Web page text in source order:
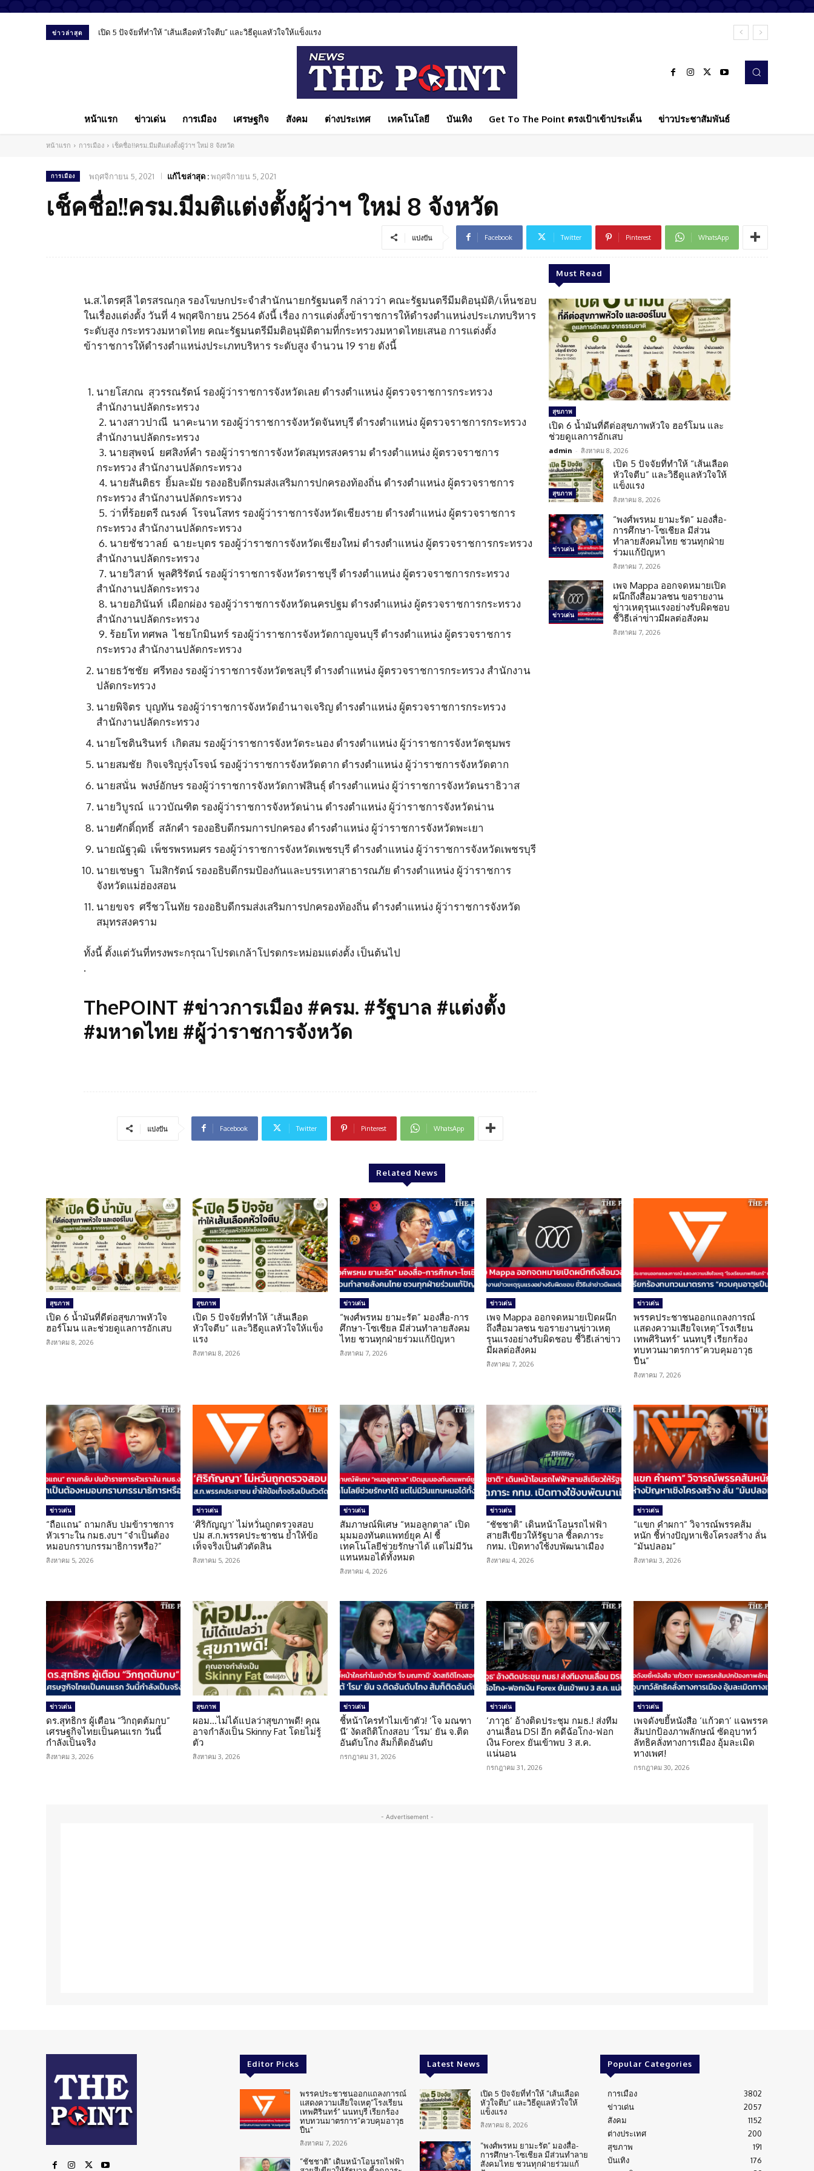
ข่าวล่าสุด เปิด 5 ปัจจัยที่ทำให้ “เส้นเลือดหัวใจตีบ” และวิธีดูแลหัวใจให้แข็งแรง
หน้าแรก ข่าวเด่น การเมือง เศรษฐกิจ สังคม ต่างประเทศ เทคโนโลยี บันเทิง Get To The Point ตรงเป้าเข้าประเด็น ข่าวประชาสัมพันธ์
หน้าแรก การเมือง เช็คชื่อ!!ครม.มีมติแต่งตั้งผู้ว่าฯ ใหม่ 8 จังหวัด
การเมือง พฤศจิกายน 5, 2021 แก้ไขล่าสุด :พฤศจิกายน 5, 2021
เช็คชื่อ!!ครม.มีมติแต่งตั้งผู้ว่าฯ ใหม่ 8 จังหวัด
แบ่งปัน Facebook Twitter Pinterest WhatsApp
น.ส.ไตรศุลี ไตรสรณกุล รองโฆษกประจำสำนักนายกรัฐมนตรี กล่าวว่า คณะรัฐมนตรีมีมติอนุมัติ/เห็นชอบ
ในเรื่องแต่งตั้ง วันที่ 4 พฤศจิกายน 2564 ดังนี้ เรื่อง การแต่งตั้งข้าราชการให้ดำรงตำแหน่งประเภทบริหาร
ระดับสูง กระทรวงมหาดไทย คณะรัฐมนตรีมีมติอนุมัติตามที่กระทรวงมหาดไทยเสนอ การแต่งตั้ง
ข้าราชการให้ดำรงตำแหน่งประเภทบริหาร ระดับสูง จำนวน 19 ราย ดังนี้
นายโสภณ สุวรรณรัตน์ รองผู้ว่าราชการจังหวัดเลย ดำรงตำแหน่ง ผู้ตรวจราชการกระทรวง
สำนักงานปลัดกระทรวง
2. นางสาวปาณี นาคะนาท รองผู้ว่าราชการจังหวัดจันทบุรี ดำรงตำแหน่ง ผู้ตรวจราชการกระทรวง
สำนักงานปลัดกระทรวง
3. นายสุพจน์ ยศสิงห์คำ รองผู้ว่าราชการจังหวัดสมุทรสงคราม ดำรงตำแหน่ง ผู้ตรวจราชการ
กระทรวง สำนักงานปลัดกระทรวง
4. นายสันติธร ยิ้มละมัย รองอธิบดีกรมส่งเสริมการปกครองท้องถิ่น ดำรงตำแหน่ง ผู้ตรวจราชการ
กระทรวง สำนักงานปลัดกระทรวง
5. ว่าที่ร้อยตรี ณรงค์ โรจนโสทร รองผู้ว่าราชการจังหวัดเชียงราย ดำรงตำแหน่ง ผู้ตรวจราชการ
กระทรวง สำนักงานปลัดกระทรวง
6. นายชัชวาลย์ ฉายะบุตร รองผู้ว่าราชการจังหวัดเชียงใหม่ ดำรงตำแหน่ง ผู้ตรวจราชการกระทรวง
สำนักงานปลัดกระทรวง
7. นายวิสาห์ พูลศิริรัตน์ รองผู้ว่าราชการจังหวัดราชบุรี ดำรงตำแหน่ง ผู้ตรวจราชการกระทรวง
สำนักงานปลัดกระทรวง
8. นายอภินันท์ เผือกผ่อง รองผู้ว่าราชการจังหวัดนครปฐม ดำรงตำแหน่ง ผู้ตรวจราชการกระทรวง
สำนักงานปลัดกระทรวง
9. ร้อยโท ทศพล ไชยโกมินทร์ รองผู้ว่าราชการจังหวัดกาญจนบุรี ดำรงตำแหน่ง ผู้ตรวจราชการ
กระทรวง สำนักงานปลัดกระทรวง
นายธวัชชัย ศรีทอง รองผู้ว่าราชการจังหวัดชลบุรี ดำรงตำแหน่ง ผู้ตรวจราชการกระทรวง สำนักงาน
ปลัดกระทรวง
นายพิจิตร บุญทัน รองผู้ว่าราชการจังหวัดอำนาจเจริญ ดำรงตำแหน่ง ผู้ตรวจราชการกระทรวง
สำนักงานปลัดกระทรวง
นายโชตินรินทร์ เกิดสม รองผู้ว่าราชการจังหวัดระนอง ดำรงตำแหน่ง ผู้ว่าราชการจังหวัดชุมพร
นายสมชัย กิจเจริญรุ่งโรจน์ รองผู้ว่าราชการจังหวัดตาก ดำรงตำแหน่ง ผู้ว่าราชการจังหวัดตาก
นายสนั่น พงษ์อักษร รองผู้ว่าราชการจังหวัดกาฬสินธุ์ ดำรงตำแหน่ง ผู้ว่าราชการจังหวัดนราธิวาส
นายวิบูรณ์ แววบัณฑิต รองผู้ว่าราชการจังหวัดน่าน ดำรงตำแหน่ง ผู้ว่าราชการจังหวัดน่าน
นายศักดิ์ฤทธิ์ สลักคำ รองอธิบดีกรมการปกครอง ดำรงตำแหน่ง ผู้ว่าราชการจังหวัดพะเยา
นายณัฐวุฒิ เพ็ชรพรหมศร รองผู้ว่าราชการจังหวัดเพชรบุรี ดำรงตำแหน่ง ผู้ว่าราชการจังหวัดเพชรบุรี
นายเชษฐา โมสิกรัตน์ รองอธิบดีกรมป้องกันและบรรเทาสาธารณภัย ดำรงตำแหน่ง ผู้ว่าราชการ
จังหวัดแม่ฮ่องสอน
นายขจร ศรีชวโนทัย รองอธิบดีกรมส่งเสริมการปกครองท้องถิ่น ดำรงตำแหน่ง ผู้ว่าราชการจังหวัด
สมุทรสงคราม
ทั้งนี้ ตั้งแต่วันที่ทรงพระกรุณาโปรดเกล้าโปรดกระหม่อมแต่งตั้ง เป็นต้นไป
.
ThePOINT #ข่าวการเมือง #ครม. #รัฐบาล #แต่งตั้ง
#มหาดไทย #ผู้ว่าราชการจังหวัด
แบ่งปัน Facebook Twitter Pinterest WhatsApp
Must Read
สุขภาพ
เปิด 6 น้ำมันที่ดีต่อสุขภาพหัวใจ ฮอร์โมน และ
ช่วยดูแลการอักเสบ
admin - สิงหาคม 8, 2026
สุขภาพ
เปิด 5 ปัจจัยที่ทำให้ “เส้นเลือด
หัวใจตีบ” และวิธีดูแลหัวใจให้
แข็งแรง
สิงหาคม 8, 2026
ข่าวเด่น
“พงศ์พรหม ยามะรัต” มองสื่อ-
การศึกษา-โซเชียล มีส่วน
ทำลายสังคมไทย ชวนทุกฝ่าย
ร่วมแก้ปัญหา
สิงหาคม 7, 2026
ข่าวเด่น
เพจ Mappa ออกจดหมายเปิด
ผนึกถึงสื่อมวลชน ขอรายงาน
ข่าวเหตุรุนแรงอย่างรับผิดชอบ
ชี้วิธีเล่าข่าวมีผลต่อสังคม
สิงหาคม 7, 2026
Related News
สุขภาพ
เปิด 6 น้ำมันที่ดีต่อสุขภาพหัวใจ
ฮอร์โมน และช่วยดูแลการอักเสบ
สิงหาคม 8, 2026
สุขภาพ
เปิด 5 ปัจจัยที่ทำให้ “เส้นเลือด
หัวใจตีบ” และวิธีดูแลหัวใจให้แข็ง
แรง
สิงหาคม 8, 2026
ข่าวเด่น
“พงศ์พรหม ยามะรัต” มองสื่อ-การ
ศึกษา-โซเชียล มีส่วนทำลายสังคม
ไทย ชวนทุกฝ่ายร่วมแก้ปัญหา
สิงหาคม 7, 2026
ข่าวเด่น
เพจ Mappa ออกจดหมายเปิดผนึก
ถึงสื่อมวลชน ขอรายงานข่าวเหตุ
รุนแรงอย่างรับผิดชอบ ชี้วิธีเล่าข่าว
มีผลต่อสังคม
สิงหาคม 7, 2026
ข่าวเด่น
พรรคประชาชนออกแถลงการณ์
แสดงความเสียใจเหตุ”โรงเรียน
เทพศิรินทร์” นนทบุรี เรียกร้อง
ทบทวนมาตรการ”ควบคุมอาวุธ
ปืน”
สิงหาคม 7, 2026
ข่าวเด่น
“ถือแถน” ถามกลับ ปมข้าราชการ
หัวเราะใน กมธ.งบฯ “จำเป็นต้อง
หมอบกราบกรรมาธิการหรือ?”
สิงหาคม 5, 2026
ข่าวเด่น
‘ศิริกัญญา’ ไม่หวั่นถูกตรวจสอบ
ปม ส.ก.พรรคประชาชน ย้ำให้ข้อ
เท็จจริงเป็นตัวตัดสิน
สิงหาคม 5, 2026
ข่าวเด่น
สัมภาษณ์พิเศษ “หมอลูกตาล” เปิด
มุมมองทันตแพทย์ยุค AI ชี้
เทคโนโลยีช่วยรักษาได้ แต่ไม่มีวัน
แทนหมอได้ทั้งหมด
สิงหาคม 4, 2026
ข่าวเด่น
“ชัชชาติ” เดินหน้าโอนรถไฟฟ้า
สายสีเขียวให้รัฐบาล ชี้ลดภาระ
กทม. เปิดทางใช้งบพัฒนาเมือง
สิงหาคม 4, 2026
ข่าวเด่น
“แขก คำผกา” วิจารณ์พรรคส้ม
หนัก ชี้ห่างปัญหาเชิงโครงสร้าง ลั่น
“มันปลอม”
สิงหาคม 3, 2026
ข่าวเด่น
ดร.สุทธิกร ผู้เตือน “วิกฤตต้มกบ”
เศรษฐกิจไทยเป็นคนแรก วันนี้
กำลังเป็นจริง
สิงหาคม 3, 2026
สุขภาพ
ผอม…ไม่ได้แปลว่าสุขภาพดี! คุณ
อาจกำลังเป็น Skinny Fat โดยไม่รู้
ตัว
สิงหาคม 3, 2026
ข่าวเด่น
ชี้หน้าใครทำไมเข้าตัว! ‘โจ มณฑา
นี’ งัดสถิติโกงสอบ ‘โรม’ ยัน จ.ติด
อันดับโกง ส้มก็ติดอันดับ
กรกฎาคม 31, 2026
ข่าวเด่น
‘ภาวุธ’ อ้างติดประชุม กมธ.! ส่งทีม
งานเลื่อน DSI อีก คดีฉ้อโกง-ฟอก
เงิน Forex ยันเข้าพบ 3 ส.ค.
แน่นอน
กรกฎาคม 31, 2026
ข่าวเด่น
เพจดังขยี้หนังสือ ‘แก้วตา’ แฉพรรค
ส้มปกป้องภาพลักษณ์ ซัดอุบาทว์
ลัทธิคลั่งทางการเมือง อุ้มละเมิด
ทางเพศ!
กรกฎาคม 30, 2026
- Advertisement -
Editor Picks
พรรคประชาชนออกแถลงการณ์
แสดงความเสียใจเหตุ”โรงเรียน
เทพศิรินทร์” นนทบุรี เรียกร้อง
ทบทวนมาตรการ”ควบคุมอาวุธ
ปืน”
สิงหาคม 7, 2026
“ชัชชาติ” เดินหน้าโอนรถไฟฟ้า
Latest News
เปิด 5 ปัจจัยที่ทำให้ “เส้นเลือด
หัวใจตีบ” และวิธีดูแลหัวใจให้
แข็งแรง
สิงหาคม 8, 2026
“พงศ์พรหม ยามะรัต” มองสื่อ-
การศึกษา-โซเชียล มีส่วนทำลาย
สังคมไทย ชวนทุกฝ่ายร่วมแก้
Popular Categories
การเมือง
3802
ข่าวเด่น
2057
สังคม
1152
ต่างประเทศ
200
สุขภาพ
191
บันเทิง
176